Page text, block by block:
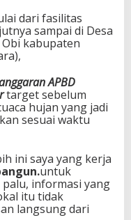
dari fasilitas
sampai di Desa
kabupaten
APBD
target sebelum
hujan yang jadi
sesuai waktu
ini saya yang kerja
untuk
informasi yang
itu tidak
langsung dari